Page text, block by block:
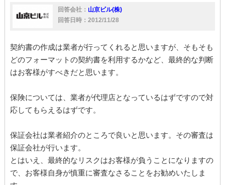
回答会社： 山京ビル(株)
回答日時：2012/11/28
契約書の作成は業者が行ってくれると思いますが、そもそも
どのフォーマットの契約書を利用するかなど、最終的な判断
はお客様がすべきだと思います。
保険については、業者が代理店となっているはずですので対
応してもらえるはずです。
保証会社は業者紹介のところで良いと思います。その審査は
保証会社が行います。
とはいえ、最終的なリスクはお客様が負うことになりますの
で、お客様自身が慎重に審査なさることをお勧めいたしま